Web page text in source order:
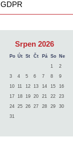
GDPR
Srpen 2026
Po Út St Čt Pá So
Ne
1
2
3
4 5 6 7 8
9
10
11 12 13 14 15
16
17
18 19 20 21 22
23
24
25 26 27 28 29
30
31